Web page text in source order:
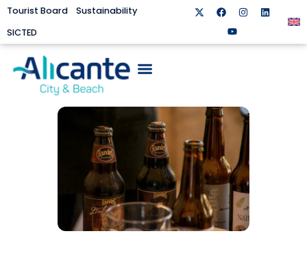
Tourist Board
Sustainability
SICTED